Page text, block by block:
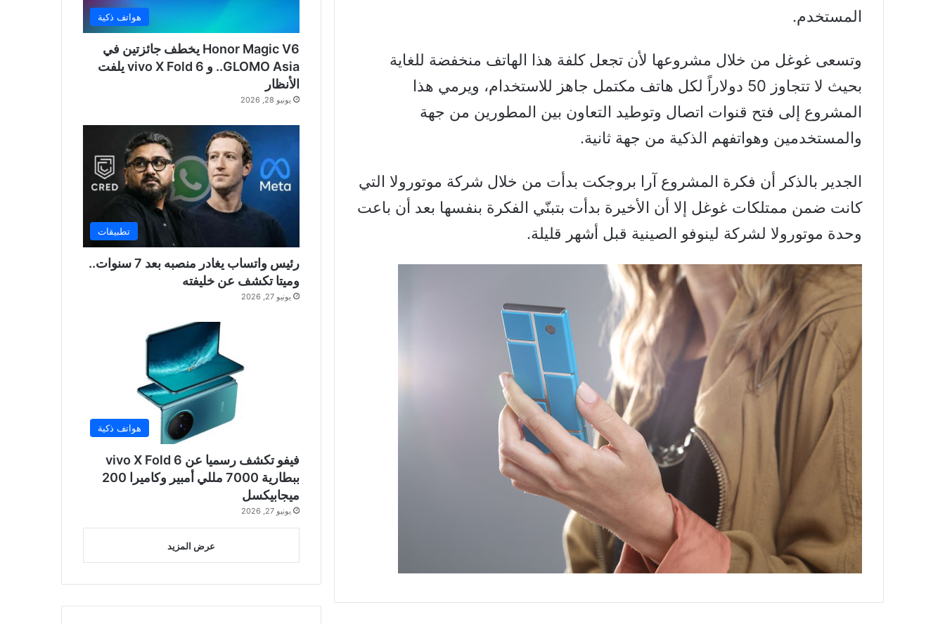
المستخدم.
وتسعى غوغل من خلال مشروعها لأن تجعل كلفة هذا الهاتف منخفضة للغاية
بحيث لا تتجاوز 50 دولاراً لكل هاتف مكتمل جاهز للاستخدام، ويرمي هذا
المشروع إلى فتح قنوات اتصال وتوطيد التعاون بين المطورين من جهة
والمستخدمين وهواتفهم الذكية من جهة ثانية.
الجدير بالذكر أن فكرة المشروع آرا بروجكت بدأت من خلال شركة موتورولا التي
كانت ضمن ممتلكات غوغل إلا أن الأخيرة بدأت بتبنّي الفكرة بنفسها بعد أن باعت
وحدة موتورولا لشركة لينوفو الصينية قبل أشهر قليلة.
هواتف ذكية
Honor Magic V6 يخطف جائزتين في
GLOMO Asia.. و vivo X Fold 6 يلفت
الأنظار
يونيو 28, 2026
تطبيقات
رئيس واتساب يغادر منصبه بعد 7 سنوات..
وميتا تكشف عن خليفته
يونيو 27, 2026
هواتف ذكية
فيفو تكشف رسميا عن vivo X Fold 6
ببطارية 7000 مللي أمبير وكاميرا 200
ميجابيكسل
يونيو 27, 2026
عرض المزيد